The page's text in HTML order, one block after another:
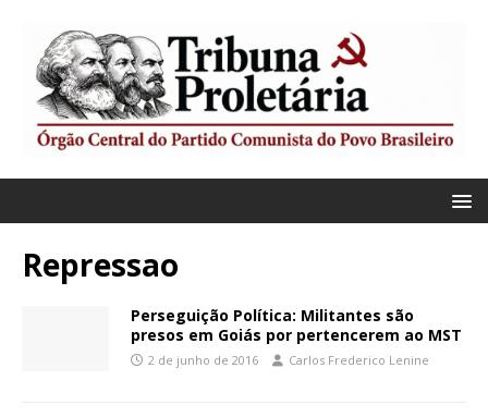
Repressao
Perseguição Política: Militantes são
presos em Goiás por pertencerem ao MST
2 de junho de 2016 Carlos Frederico Lenine